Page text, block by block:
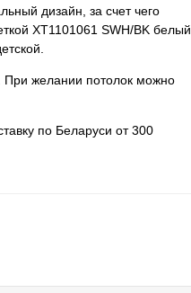
дизайн, за счет чего
XT1101061 SWH/BK белый
При желании потолок можно
по Беларуси от 300